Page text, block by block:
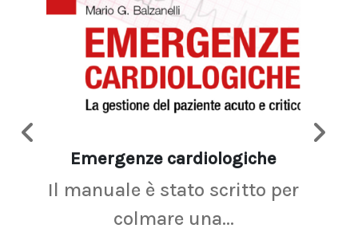
Emergenze cardiologiche
Il manuale è stato scritto per
colmare una...